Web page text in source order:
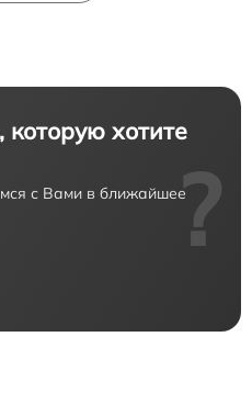
хотите
с Вами в ближайшее?